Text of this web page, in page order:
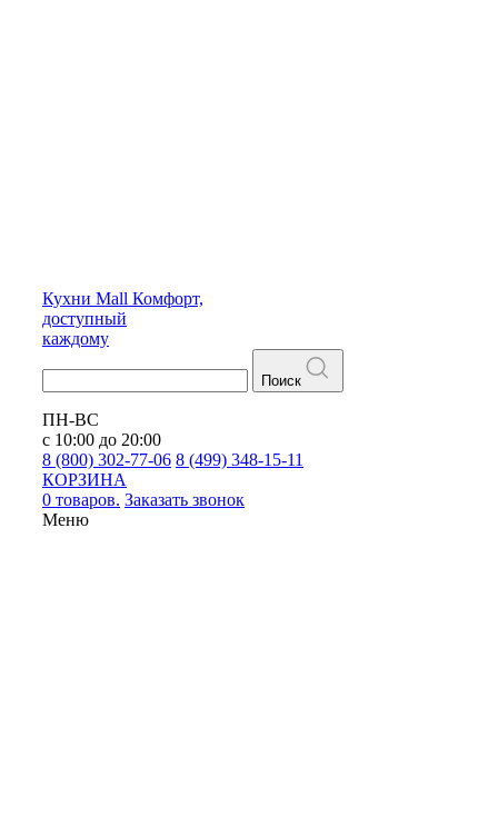
Кухни Mall Комфорт,
доступный
каждому
Поиск
ПН-ВС
с 10:00 до 20:00
8 (800) 302-77-06 8 (499) 348-15-11
КОРЗИНА
0 товаров. Заказать звонок
Меню